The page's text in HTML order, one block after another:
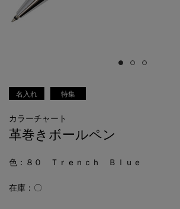
名入れ 特集
カラーチャート
革巻きボールペン
色 ：８０ Ｔｒｅｎｃｈ Ｂｌｕｅ
在庫：〇